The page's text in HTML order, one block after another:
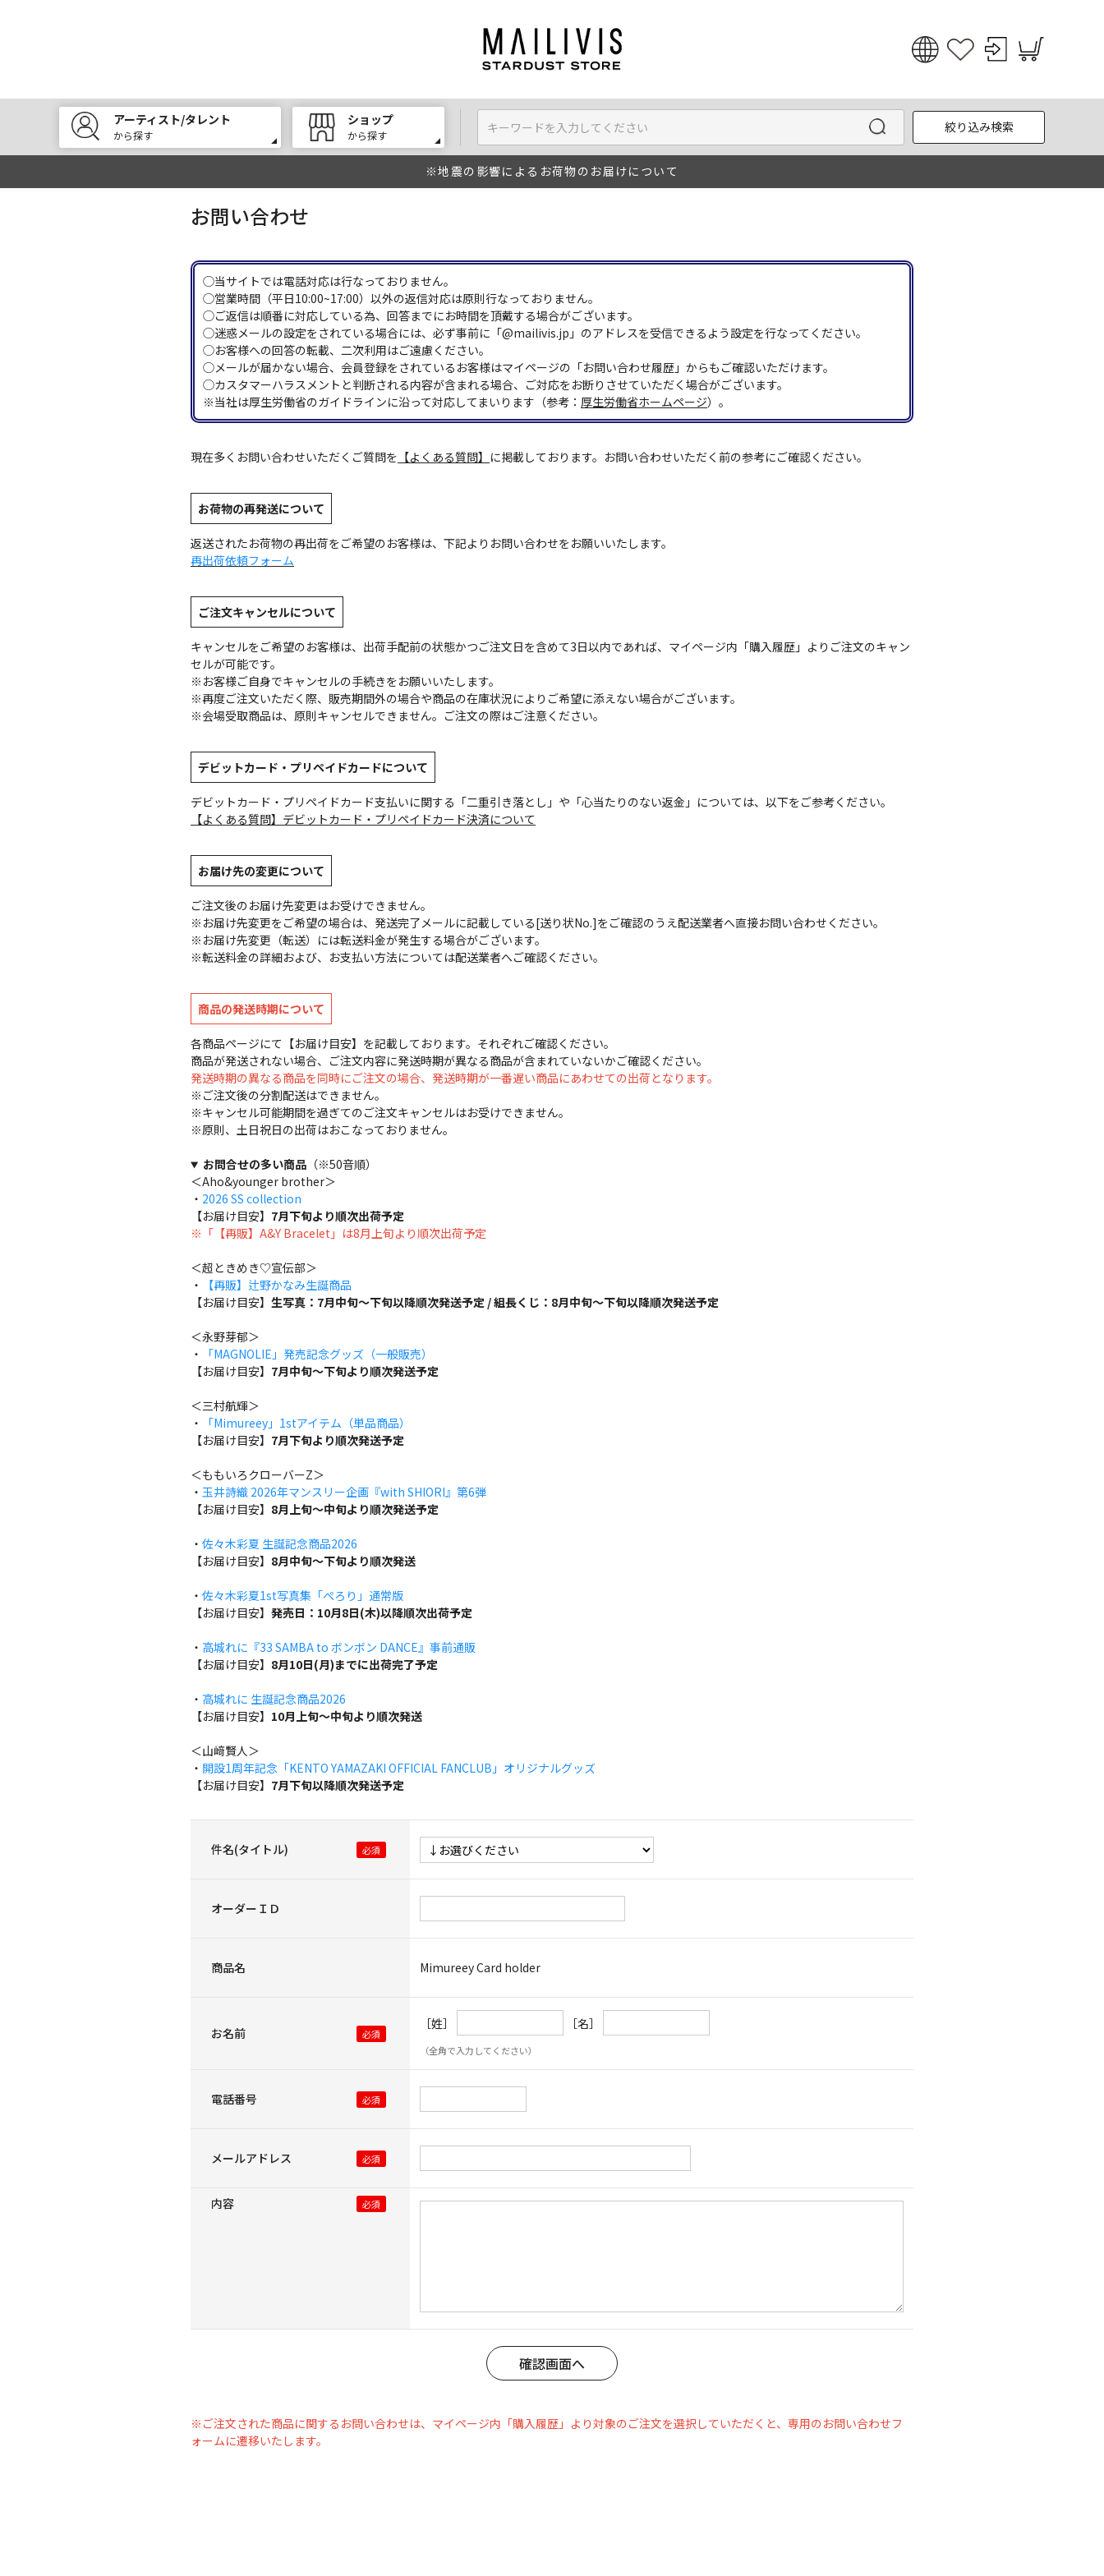
English
한국어
アーティスト/タレント
から探す
ショップ
から探す
絞り込み検索
※地震の影響によるお荷物のお届けについて
お問い合わせ
◯当サイトでは電話対応は行なっておりません。
◯営業時間（平日10:00~17:00）以外の返信対応は原則行なっておりません。
◯ご返信は順番に対応している為、回答までにお時間を頂戴する場合がございます。
◯迷惑メールの設定をされている場合には、必ず事前に「@mailivis.jp」のアドレスを受信できるよう設定を行なってください。
◯お客様への回答の転載、二次利用はご遠慮ください。
◯メールが届かない場合、会員登録をされているお客様はマイページの「お問い合わせ履歴」からもご確認いただけます。
◯カスタマーハラスメントと判断される内容が含まれる場合、ご対応をお断りさせていただく場合がございます。
※当社は厚生労働省のガイドラインに沿って対応してまいります（参考： 厚生労働省ホームページ）。
現在多くお問い合わせいただくご質問を 【よくある質問】 に掲載しております。お問い合わせいただく前の参考にご確認ください。
お荷物の再発送について
返送されたお荷物の再出荷をご希望のお客様は、下記よりお問い合わせをお願いいたします。
再出荷依頼フォーム
ご注文キャンセルについて
キャンセルをご希望のお客様は、出荷手配前の状態かつご注文日を含めて3日以内であれば、マイページ内「購入履歴」よりご注文のキャン
セルが可能です。
※お客様ご自身でキャンセルの手続きをお願いいたします。
※再度ご注文いただく際、販売期間外の場合や商品の在庫状況によりご希望に添えない場合がございます。
※会場受取商品は、原則キャンセルできません。ご注文の際はご注意ください。
デビットカード・プリペイドカードについて
デビットカード・プリペイドカード支払いに関する「二重引き落とし」や「心当たりのない返金」については、以下をご参考ください。
【よくある質問】デビットカード・プリペイドカード決済について
お届け先の変更について
ご注文後のお届け先変更はお受けできません。
※お届け先変更をご希望の場合は、発送完了メールに記載している[送り状No.]をご確認のうえ配送業者へ直接お問い合わせください。
※お届け先変更（転送）には転送料金が発生する場合がございます。
※転送料金の詳細および、お支払い方法については配送業者へご確認ください。
商品の発送時期について
各商品ページにて【お届け目安】を記載しております。それぞれご確認ください。
商品が発送されない場合、ご注文内容に発送時期が異なる商品が含まれていないかご確認ください。
発送時期の異なる商品を同時にご注文の場合、発送時期が一番遅い商品にあわせての出荷となります。
※ご注文後の分割配送はできません。
※キャンセル可能期間を過ぎてのご注文キャンセルはお受けできません。
※原則、土日祝日の出荷はおこなっておりません。
お問合せの多い商品（※50音順）
＜Aho&younger brother＞
・ 2026 SS collection
【お届け目安】 7月下旬より順次出荷予定
※「【再販】A&Y Bracelet」は8月上旬より順次出荷予定
＜超ときめき♡宣伝部＞
・
【再販】辻野かなみ生誕商品
【お届け目安】 生写真：7月中旬～下旬以降順次発送予定 / 組長くじ：8月中旬～下旬以降順次発送予定
＜永野芽郁＞
・
「MAGNOLIE」発売記念グッズ（一般販売）
【お届け目安】 7月中旬～下旬より順次発送予定
＜三村航輝＞
・
「Mimureey」1stアイテム（単品商品）
【お届け目安】 7月下旬より順次発送予定
＜ももいろクローバーZ＞
・ 玉井詩織 2026年マンスリー企画『with SHIORI』第6弾
【お届け目安】 8月上旬～中旬より順次発送予定
・ 佐々木彩夏 生誕記念商品2026
【お届け目安】 8月中旬～下旬より順次発送
・ 佐々木彩夏1st写真集「ぺろり」通常版
【お届け目安】 発売日：10月8日(木)以降順次出荷予定
・ 高城れに『33 SAMBA to ボンボン DANCE』事前通販
【お届け目安】 8月10日(月)までに出荷完了予定
・ 高城れに 生誕記念商品2026
【お届け目安】 10月上旬～中旬より順次発送
＜山﨑賢人＞
・ 開設1周年記念「KENTO YAMAZAKI OFFICIAL FANCLUB」オリジナルグッズ
【お届け目安】 7月下旬以降順次発送予定
件名(タイトル)
オーダーＩＤ
商品名 Mimureey Card holder
お名前
［姓］ ［名］
（全角で入力してください）
電話番号
メールアドレス
内容
※ご注文された商品に関するお問い合わせは、マイページ内「購入履歴」より対象のご注文を選択していただくと、専用のお問い合わせフ
ォームに遷移いたします。